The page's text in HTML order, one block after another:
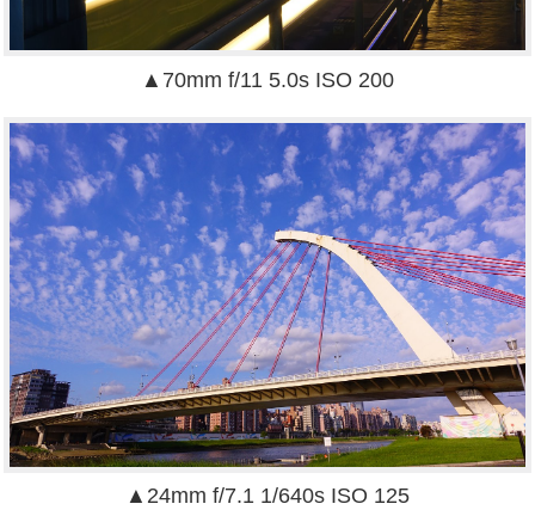
▲70mm f/11 5.0s ISO 200
▲24mm f/7.1 1/640s ISO 125